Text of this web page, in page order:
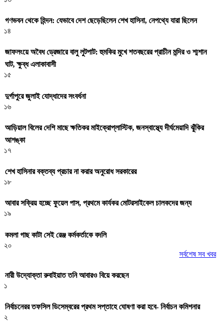
গণভবন থেকে হিন্দন: যেভাবে দেশ ছেড়েছিলেন শেখ হাসিনা, নেপথ্যে যারা ছিলেন
১৪
জাফলংয়ে অবৈধ ড্রেজারে বালু লুটপাট: হুমকির মুখে শতবছরের প্রাচীন মন্দির ও শ্মশান
ঘাট, ক্ষুব্ধ এলাকাবাসী
১৫
দুর্গাপুরে জুলাই যোদ্ধাদের সংবর্ধনা
১৬
আড়িয়াল বিলের দেশি মাছে ক্ষতিকর মাইক্রোপ্লাস্টিক, জনস্বাস্থ্যে দীর্ঘমেয়াদি ঝুঁকির
আশঙ্কা
১৭
শেখ হাসিনার বক্তব্য প্রচার না করার অনুরোধ সরকারের
১৮
আবার সক্রিয় হচ্ছে ফুয়েল পাস, প্রথমে কার্যকর মোটরসাইকেল চালকদের জন্য
১৯
কমলা গাছ কাটা সেই রেঞ্জ কর্মকর্তাকে বদলি
২০
সর্বশেষ সব খবর
নারী উদ্যোক্তা রুবাইয়াত তনি আবারও বিয়ে করছেন
১
নির্বাচনেরর তফসিল ডিসেম্বরের প্রথম সপ্তাহে ঘোষণা করা হবে- নির্বাচন কমিশনার
২